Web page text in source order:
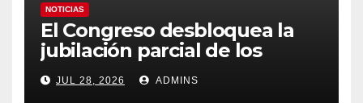
NOTICIAS
El Congreso desbloquea la
jubilación parcial de los
trabajadores laborales del
sector público
JUL 28, 2026 ADMINS